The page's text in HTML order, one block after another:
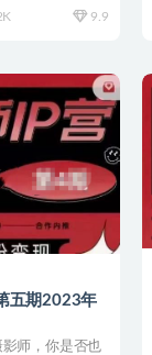
9.9
五期2023年
师，你是否也